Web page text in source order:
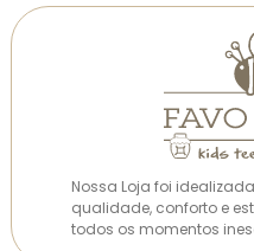
Nossa Loja foi
qualidade, conforto e
todos os momentos